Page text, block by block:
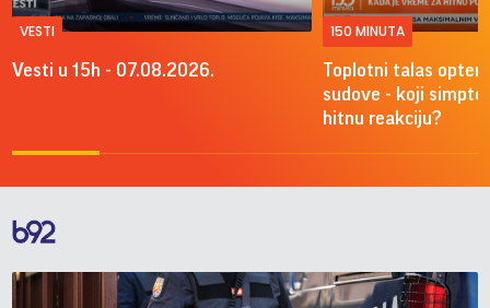
VESTI
Vesti u 15h - 07.08.2026.
150 MINUTA
Toplotni talas
sudove - koji
hitnu reakciju?